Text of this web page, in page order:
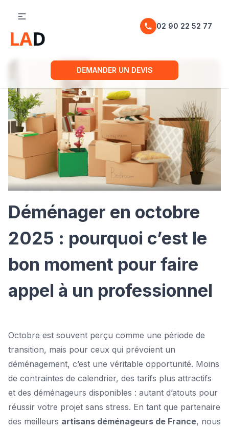
02 90 22 52 77
DEMANDER UN DEVIS
Accueil
Déménager en octobre
2025 : pourquoi c’est le
bon moment pour faire
appel à un professionnel
Octobre est souvent perçu comme une période de
transition, mais pour ceux qui prévoient un
déménagement, c’est une véritable opportunité. Moins
de contraintes de calendrier, des tarifs plus attractifs
et des déménageurs disponibles : autant d’atouts pour
réussir votre projet sans stress. En tant que partenaire
des meilleurs artisans déménageurs de France, nous